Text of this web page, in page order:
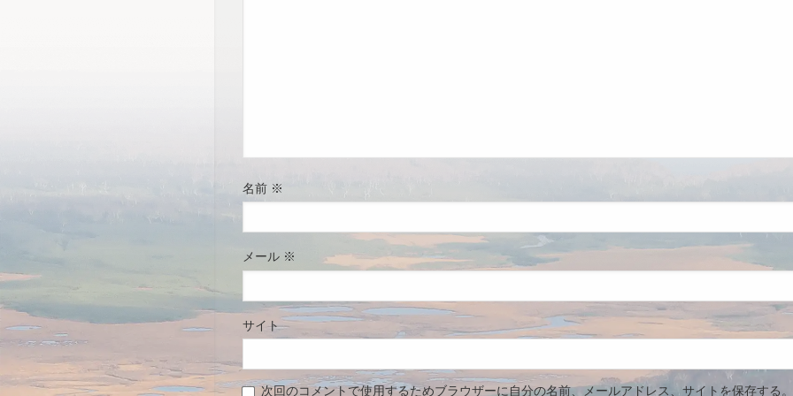
名前 ※
メール ※
サイト
次回のコメントで使用するためブラウザーに自分の名前、メールアドレス、サイトを保存する。